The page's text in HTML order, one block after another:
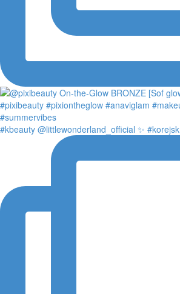
#kbeauty @littlewonderland_official ✨ #korejsk